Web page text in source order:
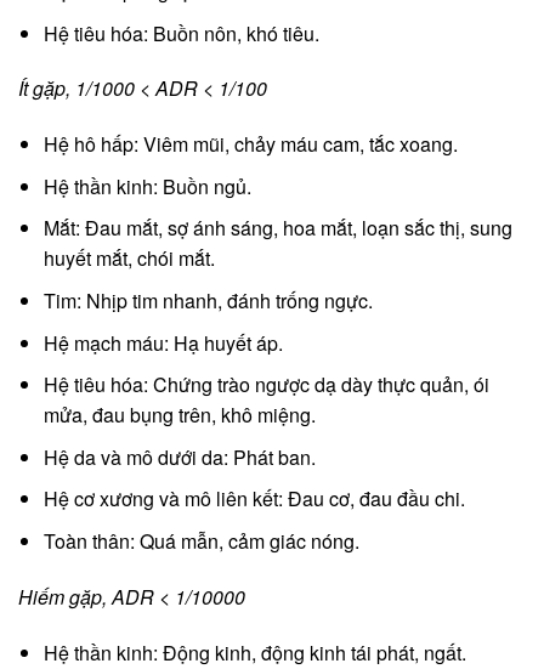
Hệ tiêu hóa: Buồn nôn, khó tiêu.
Ít gặp, 1/1000 < ADR < 1/100
Hệ hô hấp: Viêm mũi, chảy máu cam, tắc xoang.
Hệ thần kinh: Buồn ngủ.
Mắt: Đau mắt, sợ ánh sáng, hoa mắt, loạn sắc thị, sung
huyết mắt, chói mắt.
Tim: Nhịp tim nhanh, đánh trống ngực.
Hệ mạch máu: Hạ huyết áp.
Hệ tiêu hóa: Chứng trào ngược dạ dày thực quản, ói
mửa, đau bụng trên, khô miệng.
Hệ da và mô dưới da: Phát ban.
Hệ cơ xương và mô liên kết: Đau cơ, đau đầu chi.
Toàn thân: Quá mẫn, cảm giác nóng.
Hiếm gặp, ADR < 1/10000
Hệ thần kinh: Động kinh, động kinh tái phát, ngất.